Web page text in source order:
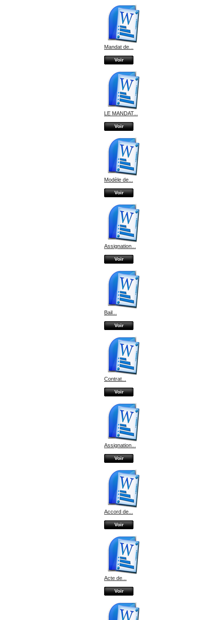
Mandat de...
Voir
LE MANDAT...
Voir
Modèle de...
Voir
Assignation...
Voir
Bail...
Voir
Contrat...
Voir
Assignation...
Voir
Accord de...
Voir
Acte de...
Voir